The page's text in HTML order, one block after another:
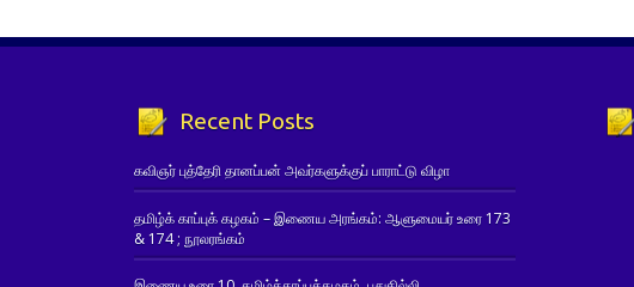
Recent Posts
கவிஞர் புத்தேரி தானப்பன் அவர்களுக்குப் பாராட்டு விழா
தமிழ்க் காப்புக் கழகம் – இணைய அரங்கம்: ஆளுமையர் உரை 173
& 174 ; நூலரங்கம்